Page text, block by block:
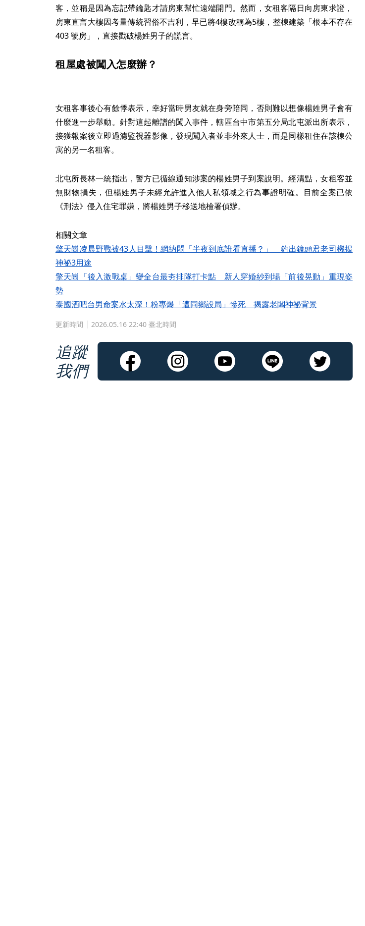
客，並稱是因為忘記帶鑰匙才請房東幫忙遠端開門。然而，女租客隔日向房東求證，
房東直言大樓因考量傳統習俗不吉利，早已將4樓改稱為5樓，整棟建築「根本不存在
403 號房」，直接戳破楊姓男子的謊言。
租屋處被闖入怎麼辦？
女租客事後心有餘悸表示，幸好當時男友就在身旁陪同，否則難以想像楊姓男子會有
什麼進一步舉動。針對這起離譜的闖入事件，轄區台中市第五分局北屯派出所表示，
接獲報案後立即過濾監視器影像，發現闖入者並非外來人士，而是同樣租住在該棟公
寓的另一名租客。
北屯所長林一統指出，警方已循線通知涉案的楊姓男子到案說明。經清點，女租客並
無財物損失，但楊姓男子未經允許進入他人私領域之行為事證明確。目前全案已依
《刑法》侵入住宅罪嫌，將楊姓男子移送地檢署偵辦。
相關文章
擎天崗凌晨野戰被43人目擊！網納悶「半夜到底誰看直播？」 釣出鏡頭君老司機揭
神祕3用途
擎天崗「後入激戰桌」變全台最夯排隊打卡點 新人穿婚紗到場「前後晃動」重現姿
勢
泰國酒吧台男命案水太深！粉專爆「遭同鄉設局」慘死 揭露老闆神祕背景
更新時間 2026.05.16 22:40 臺北時間
追蹤
我們